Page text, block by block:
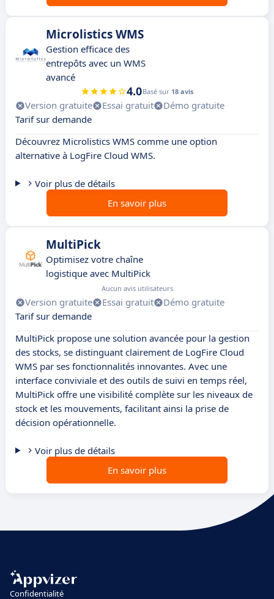
Microlistics WMS
Gestion efficace des
entrepôts avec un WMS
avancé
4.0Basé sur 18 avis
Version gratuite Essai gratuit
Démo gratuite
Tarif sur demande
Découvrez Microlistics WMS comme une option
alternative à LogFire Cloud WMS.
Voir plus de détails
En savoir plus
MultiPick
Optimisez votre chaîne
logistique avec MultiPick
Aucun avis utilisateurs
Version gratuite Essai gratuit
Démo gratuite
Tarif sur demande
MultiPick propose une solution avancée pour la gestion
des stocks, se distinguant clairement de LogFire Cloud
WMS par ses fonctionnalités innovantes. Avec une
interface conviviale et des outils de suivi en temps réel,
MultiPick offre une visibilité complète sur les niveaux de
stock et les mouvements, facilitant ainsi la prise de
décision opérationnelle.
Voir plus de détails
En savoir plus
Confidentialité